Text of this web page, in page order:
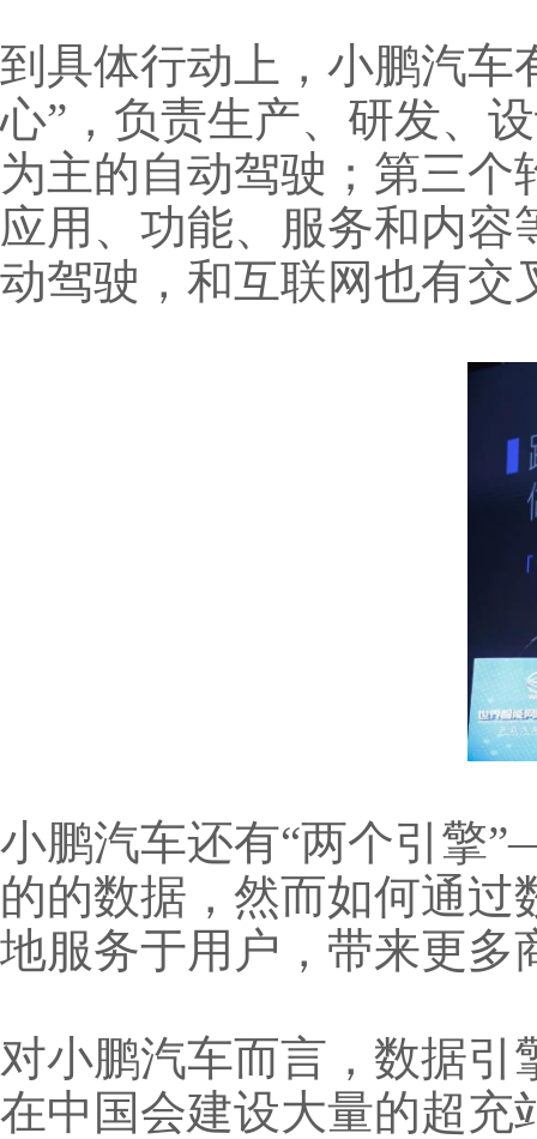
到具体行动上，小鹏汽车
心”，负责生产、研发、
为主的自动驾驶；第三
应用、功能、服务和内容
动驾驶，和互联网也有
小鹏汽车还有“两个引擎
的的数据，然而如何通
地服务于用户，带来更多
对小鹏汽车而言，数据
在中国会建设大量的超充